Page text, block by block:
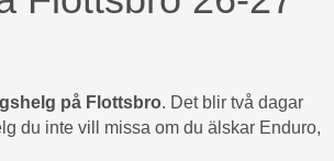
på Flottsbro. Det blir två dagar
du inte vill missa om du älskar Enduro,